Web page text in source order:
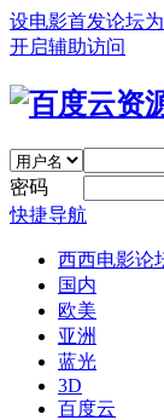
设电影首发论坛
开启辅助访问
密码
快捷导航
西西电影论
国内
欧美
亚洲
蓝光
3D
百度云